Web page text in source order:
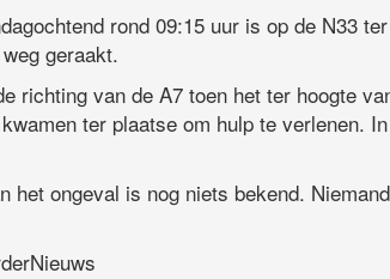
rond 09:15 uur is op de N33
geraakt.
richting van de A7 toen het ter hoogte
ter plaatse om hulp te verlenen.
het ongeval is nog niets bekend.